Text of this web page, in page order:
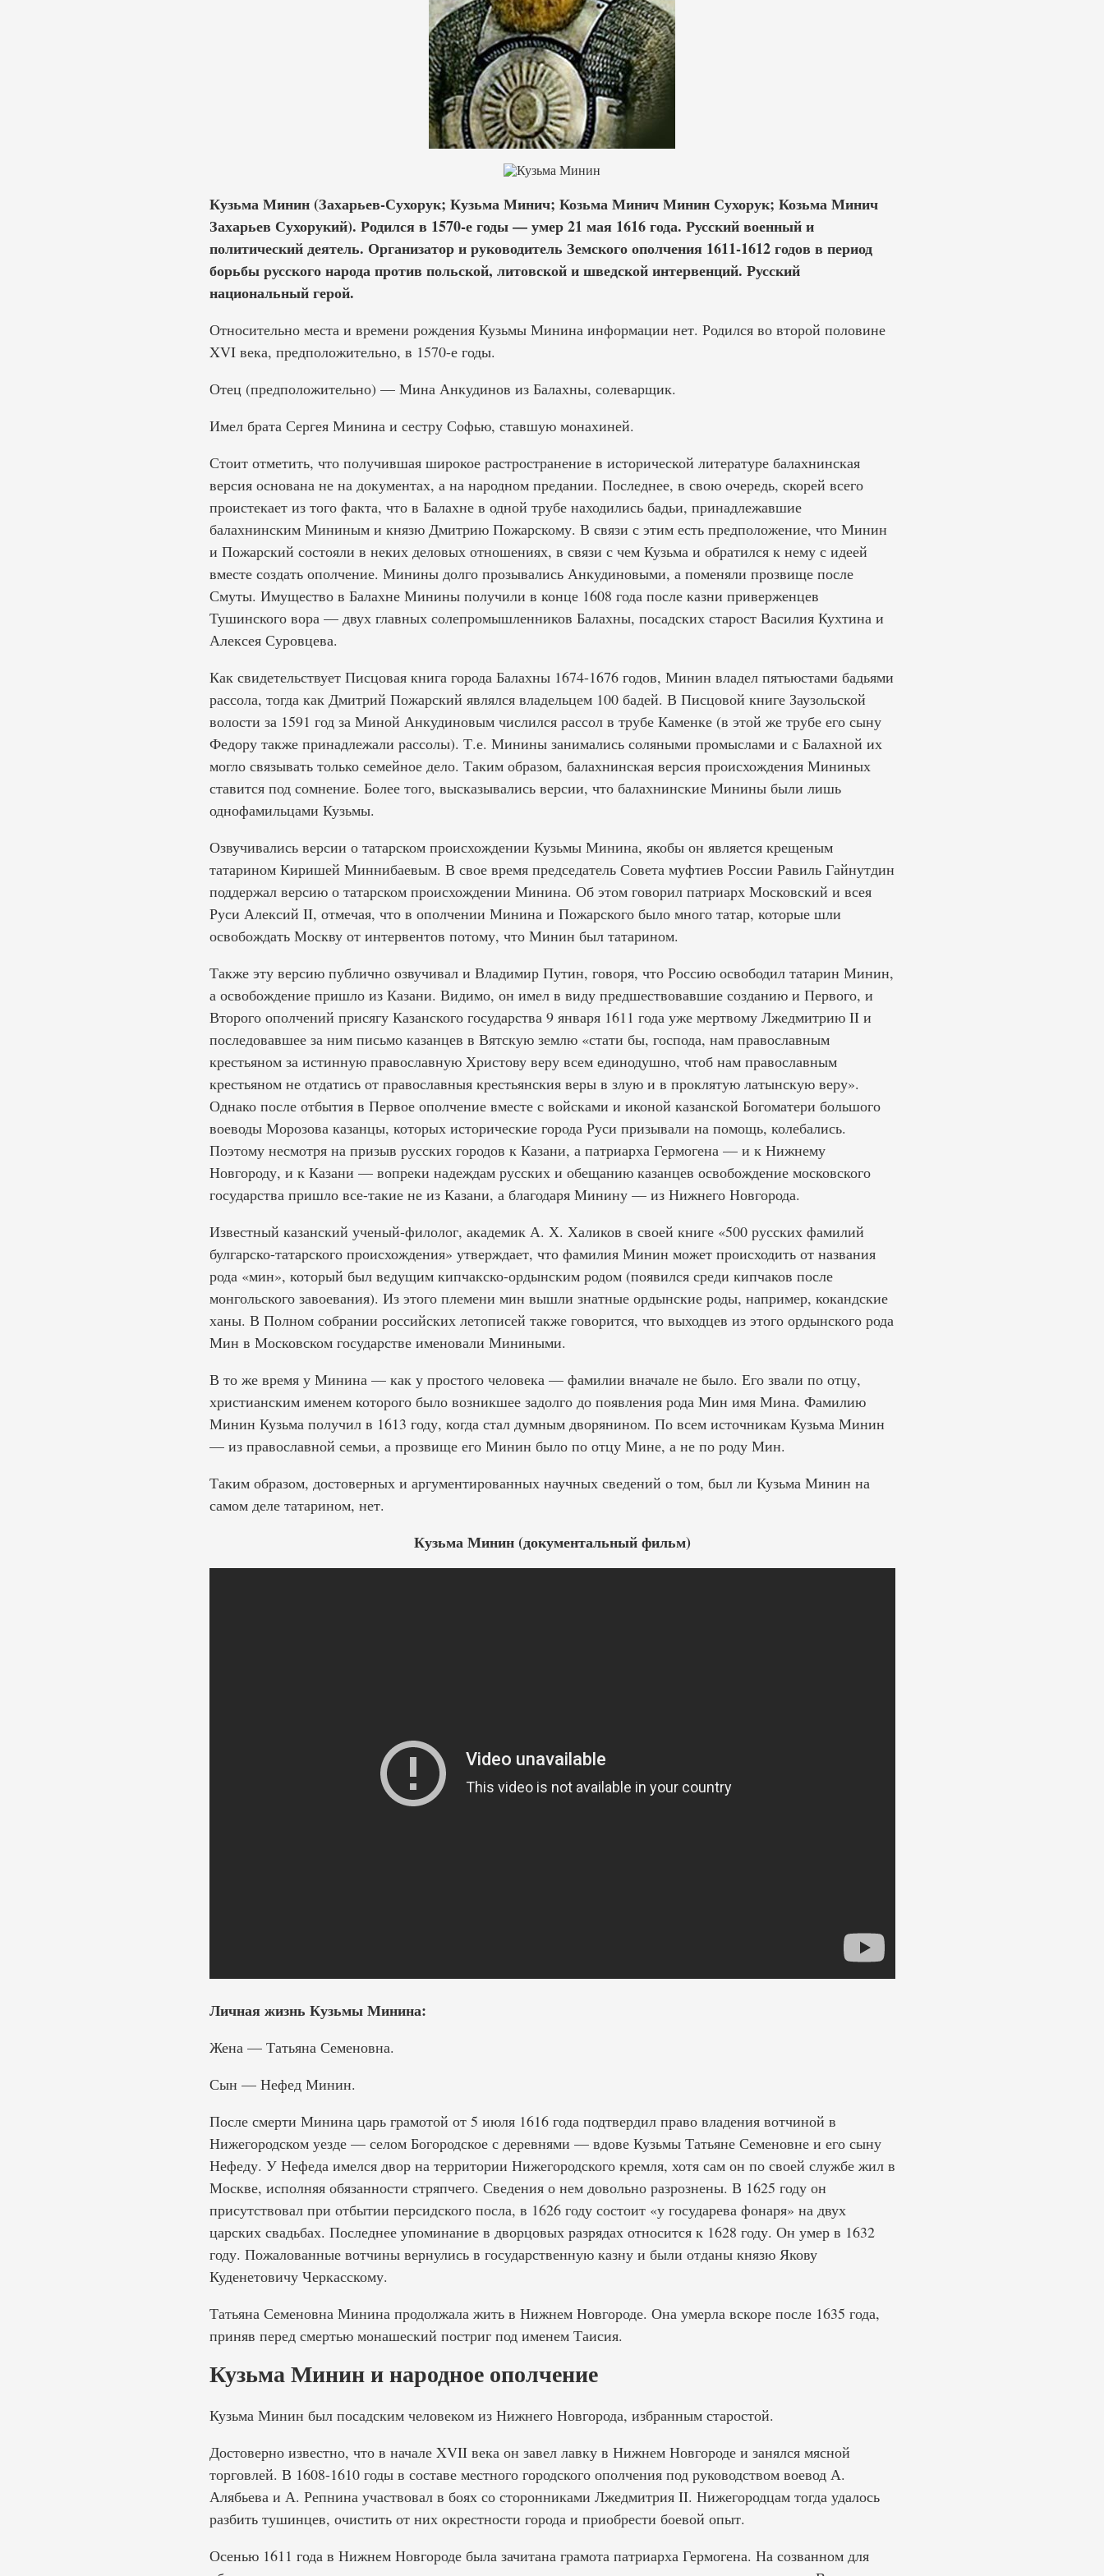
Кузьма Минин (Захарьев-Сухорук; Кузьма Минич; Козьма Минич Минин Сухорук; Козьма Минич
Захарьев Сухорукий). Родился в 1570-е годы — умер 21 мая 1616 года. Русский военный и
политический деятель. Организатор и руководитель Земского ополчения 1611-1612 годов в период
борьбы русского народа против польской, литовской и шведской интервенций. Русский
национальный герой.
Относительно места и времени рождения Кузьмы Минина информации нет. Родился во второй половине
XVI века, предположительно, в 1570-е годы.
Отец (предположительно) — Мина Анкудинов из Балахны, солеварщик.
Имел брата Сергея Минина и сестру Софью, ставшую монахиней.
Стоит отметить, что получившая широкое растространение в исторической литературе балахнинская
версия основана не на документах, а на народном предании. Последнее, в свою очередь, скорей всего
проистекает из того факта, что в Балахне в одной трубе находились бадьи, принадлежавшие
балахнинским Мининым и князю Дмитрию Пожарскому. В связи с этим есть предположение, что Минин
и Пожарский состояли в неких деловых отношениях, в связи с чем Кузьма и обратился к нему с идеей
вместе создать ополчение. Минины долго прозывались Анкудиновыми, а поменяли прозвище после
Смуты. Имущество в Балахне Минины получили в конце 1608 года после казни приверженцев
Тушинского вора — двух главных солепромышленников Балахны, посадских старост Василия Кухтина и
Алексея Суровцева.
Как свидетельствует Писцовая книга города Балахны 1674-1676 годов, Минин владел пятьюстами бадьями
рассола, тогда как Дмитрий Пожарский являлся владельцем 100 бадей. В Писцовой книге Заузольской
волости за 1591 год за Миной Анкудиновым числился рассол в трубе Каменке (в этой же трубе его сыну
Федору также принадлежали рассолы). Т.е. Минины занимались соляными промыслами и с Балахной их
могло связывать только семейное дело. Таким образом, балахнинская версия происхождения Мининых
ставится под сомнение. Более того, высказывались версии, что балахнинские Минины были лишь
однофамильцами Кузьмы.
Озвучивались версии о татарском происхождении Кузьмы Минина, якобы он является крещеным
татарином Киришей Миннибаевым. В свое время председатель Совета муфтиев России Равиль Гайнутдин
поддержал версию о татарском происхождении Минина. Об этом говорил патриарх Московский и всея
Руси Алексий II, отмечая, что в ополчении Минина и Пожарского было много татар, которые шли
освобождать Москву от интервентов потому, что Минин был татарином.
Также эту версию публично озвучивал и Владимир Путин, говоря, что Россию освободил татарин Минин,
а освобождение пришло из Казани. Видимо, он имел в виду предшествовавшие созданию и Первого, и
Второго ополчений присягу Казанского государства 9 января 1611 года уже мертвому Лжедмитрию II и
последовавшее за ним письмо казанцев в Вятскую землю «стати бы, господа, нам православным
крестьяном за истинную православную Христову веру всем единодушно, чтоб нам православным
крестьяном не отдатись от православныя крестьянския веры в злую и в проклятую латынскую веру».
Однако после отбытия в Первое ополчение вместе с войсками и иконой казанской Богоматери большого
воеводы Морозова казанцы, которых исторические города Руси призывали на помощь, колебались.
Поэтому несмотря на призыв русских городов к Казани, а патриарха Гермогена — и к Нижнему
Новгороду, и к Казани — вопреки надеждам русских и обещанию казанцев освобождение московского
государства пришло все-такие не из Казани, а благодаря Минину — из Нижнего Новгорода.
Известный казанский ученый-филолог, академик А. Х. Халиков в своей книге «500 русских фамилий
булгарско-татарского происхождения» утверждает, что фамилия Минин может происходить от названия
рода «мин», который был ведущим кипчакско-ордынским родом (появился среди кипчаков после
монгольского завоевания). Из этого племени мин вышли знатные ордынские роды, например, кокандские
ханы. В Полном собрании российских летописей также говорится, что выходцев из этого ордынского рода
Мин в Московском государстве именовали Миниными.
В то же время у Минина — как у простого человека — фамилии вначале не было. Его звали по отцу,
христианским именем которого было возникшее задолго до появления рода Мин имя Мина. Фамилию
Минин Кузьма получил в 1613 году, когда стал думным дворянином. По всем источникам Кузьма Минин
— из православной семьи, а прозвище его Минин было по отцу Мине, а не по роду Мин.
Таким образом, достоверных и аргументированных научных сведений о том, был ли Кузьма Минин на
самом деле татарином, нет.
Кузьма Минин (документальный фильм)
Личная жизнь Кузьмы Минина:
Жена — Татьяна Семеновна.
Сын — Нефед Минин.
После смерти Минина царь грамотой от 5 июля 1616 года подтвердил право владения вотчиной в
Нижегородском уезде — селом Богородское с деревнями — вдове Кузьмы Татьяне Семеновне и его сыну
Нефеду. У Нефеда имелся двор на территории Нижегородского кремля, хотя сам он по своей службе жил в
Москве, исполняя обязанности стряпчего. Сведения о нем довольно разрознены. В 1625 году он
присутствовал при отбытии персидского посла, в 1626 году состоит «у государева фонаря» на двух
царских свадьбах. Последнее упоминание в дворцовых разрядах относится к 1628 году. Он умер в 1632
году. Пожалованные вотчины вернулись в государственную казну и были отданы князю Якову
Куденетовичу Черкасскому.
Татьяна Семеновна Минина продолжала жить в Нижнем Новгороде. Она умерла вскоре после 1635 года,
приняв перед смертью монашеский постриг под именем Таисия.
Кузьма Минин и народное ополчение
Кузьма Минин был посадским человеком из Нижнего Новгорода, избранным старостой.
Достоверно известно, что в начале XVII века он завел лавку в Нижнем Новгороде и занялся мясной
торговлей. В 1608-1610 годы в составе местного городского ополчения под руководством воевод А.
Алябьева и А. Репнина участвовал в боях со сторонниками Лжедмитрия II. Нижегородцам тогда удалось
разбить тушинцев, очистить от них окрестности города и приобрести боевой опыт.
Осенью 1611 года в Нижнем Новгороде была зачитана грамота патриарха Гермогена. На созванном для